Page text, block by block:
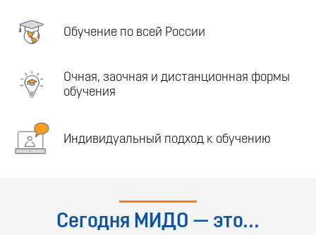
Обучение по всей России
Очная, заочная и дистанционная формы
обучения
Индивидуальный подход к обучению
Сегодня МИДО — это...